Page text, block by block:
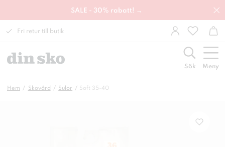
SALE - 30% rabatt! →
Fri retur till butik
Sök Meny
Hem Skovård Sulor Soft 35-40